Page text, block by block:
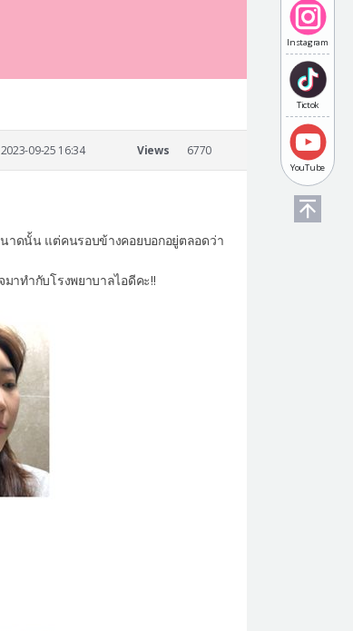
Instagram
Tictok
YouTube
2023-09-25 16:34 Views 6770
าดนั้น แต่คนรอบข้างคอยบอกอยู่ตลอดว่า
าทำกับโรงพยาบาลไอดีคะ!!